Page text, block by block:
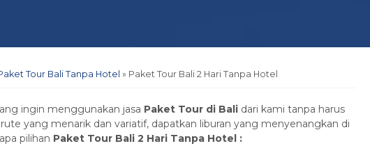
Tour Bali Tanpa Hotel » Paket Tour Bali 2 Hari Tanpa Hotel
ingin menggunakan jasa Paket Tour di Bali dari kami tanpa harus
yang menarik dan variatif, dapatkan liburan yang menyenangkan di
pilihan Paket Tour Bali 2 Hari Tanpa Hotel :